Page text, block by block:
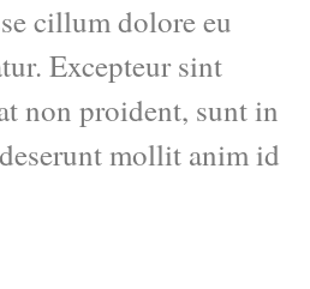
cillum dolore eu
Excepteur sint
non proident, sunt in
mollit anim id